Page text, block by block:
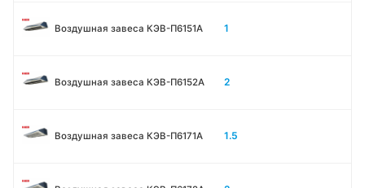
Воздушная завеса КЭВ-П6151А 1
Воздушная завеса КЭВ-П6152А 2
Воздушная завеса КЭВ-П6171А 1.5